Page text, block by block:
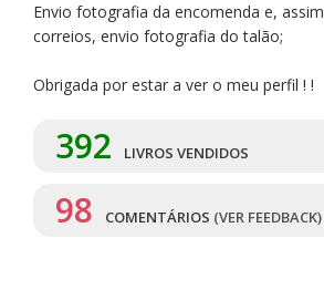
Envio fotografia da encomenda e,
correios, envio fotografia do talão;
Obrigada por estar a ver o meu perfil ! !
392 LIVROS VENDIDOS
98 COMENTÁRIOS (VER FEEDBACK)